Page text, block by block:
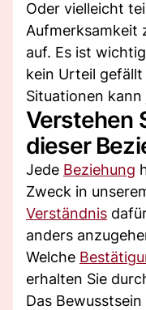
Oder vielleicht
Aufmerksamkeit
auf. Es ist
kein Urteil
Situationen
Verstehen
dieser
Jede Beziehung
Zweck in
Verständnis
anders
Welche
erhalten Sie
Das